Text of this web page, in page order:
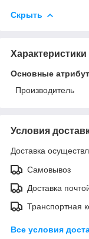
Скрыть
Характеристики
Основные
Производитель
Условия
Доставка
Самовывоз
Доставка
Транспортная
Все условия